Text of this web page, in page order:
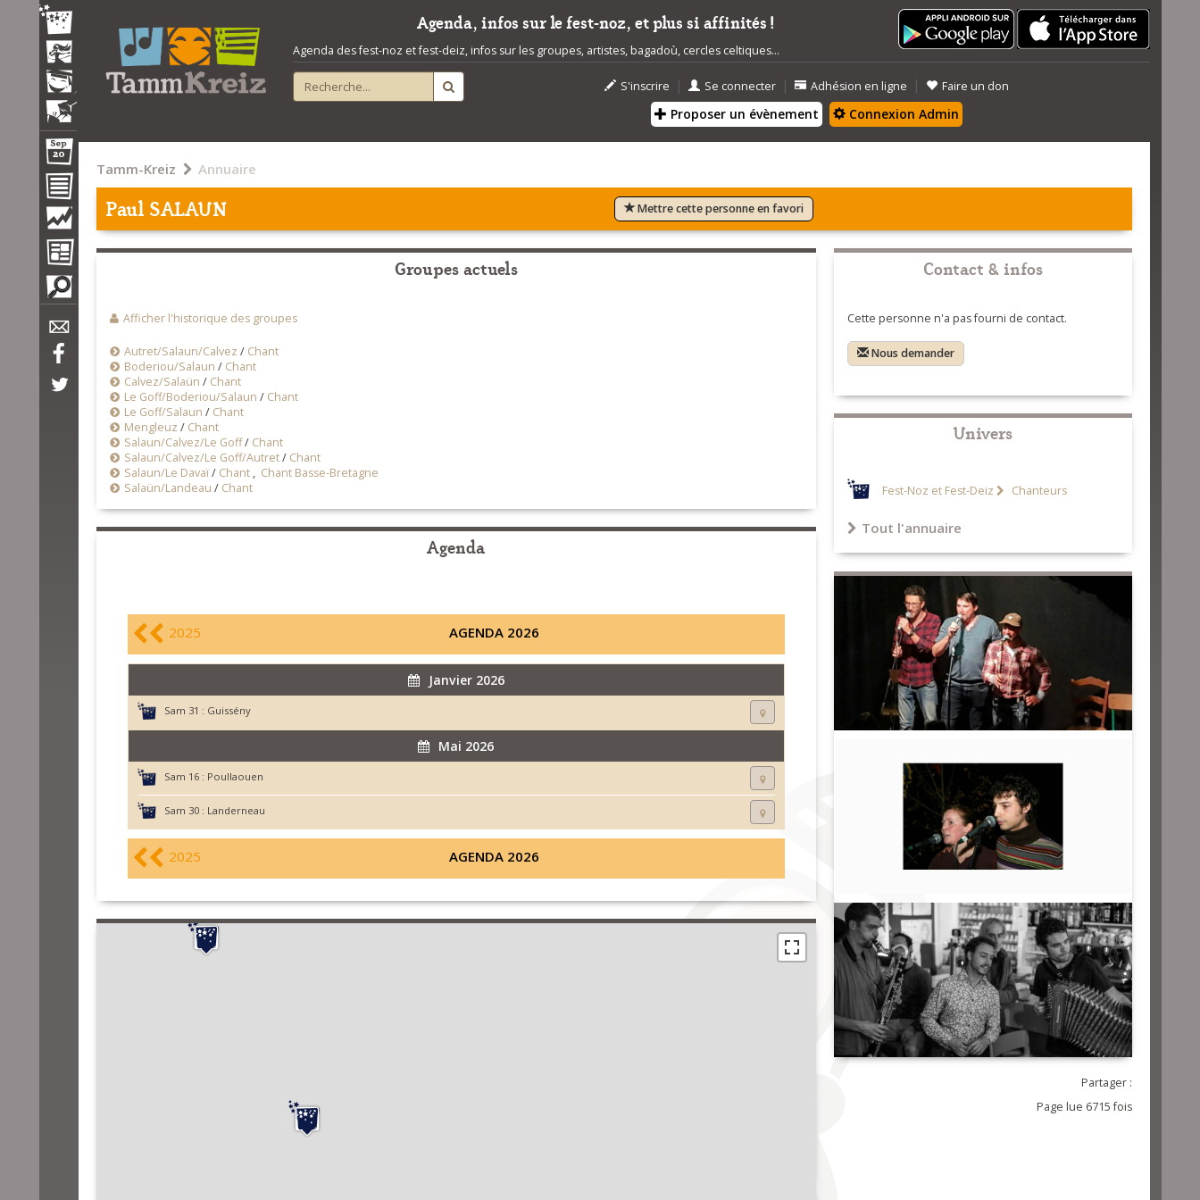
Agenda, infos sur le fest-noz, et plus si affinités !
Agenda des fest-noz et fest-deiz, infos sur les groupes, artistes, bagadoù, cercles celtiques...
S'inscrire | Se connecter | Adhésion en ligne | Faire un don
Proposer un évènement Connexion Admin
Tamm-Kreiz Annuaire
Paul SALAUN Mettre cette personne en favori
Groupes actuels
Afficher l'historique des groupes
Autret/Salaun/Calvez / Chant
Boderiou/Salaun / Chant
Calvez/Salaün / Chant
Le Goff/Boderiou/Salaun / Chant
Le Goff/Salaun / Chant
Mengleuz / Chant
Salaun/Calvez/Le Goff/ Chant
Salaun/Calvez/Le Goff/Autret/ Chant
Salaun/Le Davaï/ Chant, Chant Basse-Bretagne
Salaün/Landeau / Chant
Agenda
2025 AGENDA 2026
Janvier 2026
Sam 31 : Guissény
Mai 2026
Sam 16 : Poullaouen
Sam 30 : Landerneau
2025 AGENDA 2026
Contact & infos
Cette personne n'a pas fourni de contact.
Nous demander
Univers
Fest-Noz et Fest-Deiz Chanteurs
Tout l'annuaire
Partager :
Page lue 6715 fois